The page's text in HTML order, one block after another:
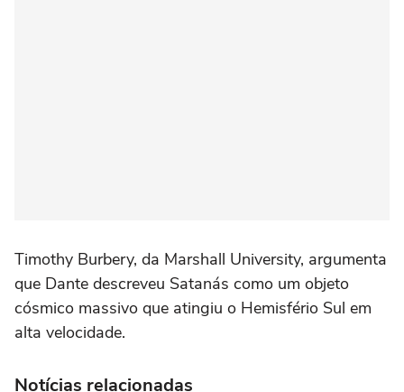
Timothy Burbery, da Marshall University, argumenta
que Dante descreveu Satanás como um objeto
cósmico massivo que atingiu o Hemisfério Sul em
alta velocidade.
Notícias relacionadas